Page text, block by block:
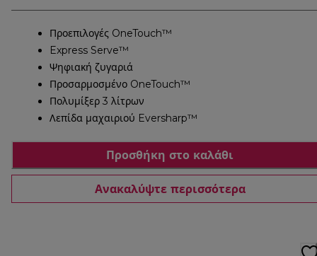
Προεπιλογές OneTouch™
Express Serve™
Ψηφιακή ζυγαριά
Προσαρμοσμένο OneTouch™
Πολυμίξερ 3 λίτρων
Λεπίδα μαχαιριού Eversharp™
Προσθήκη στο καλάθι
Ανακαλύψτε περισσότερα